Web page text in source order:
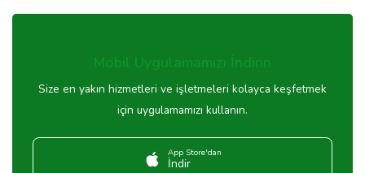
Mobil Uygulamamızı İndirin
Size en yakın hizmetleri ve işletmeleri kolayca keşfetmek
için uygulamamızı kullanın.
App Store'dan
İndir